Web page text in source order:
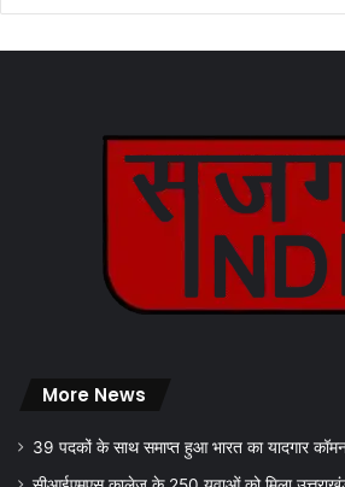
More News
39 पदकों के साथ समाप्त हुआ भारत का यादगार